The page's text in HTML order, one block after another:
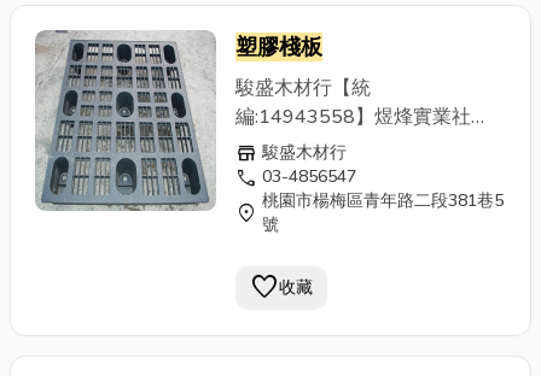
可供參考，(品項繁多,請來電洽
詢)客戶若有進口(進貨)棧板尺寸
不符現場使用，亦有收購或折價
回饋之評估服務。 ◆二手棧板
◆棧板 ◆木棧板 ◆
紙棧板 ◆棧板回收 ◆棧板回收
製造 ◆出口貨物包裝
塑膠棧板
駿盛木材行【統
編:14943558】煜烽實業社
【統編:49900289】專營二手
木棧板、塑膠棧板
賣，秉持資源回收再利用與降低
客戶包裝運輸成本為經營目標，
與塑膠棧板
store 駿盛木材行
call 03-4856547
location_on 桃園市楊梅區青年路二段381巷5
號
favorite收藏